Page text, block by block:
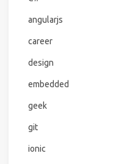
angularjs
career
design
embedded
geek
git
ionic